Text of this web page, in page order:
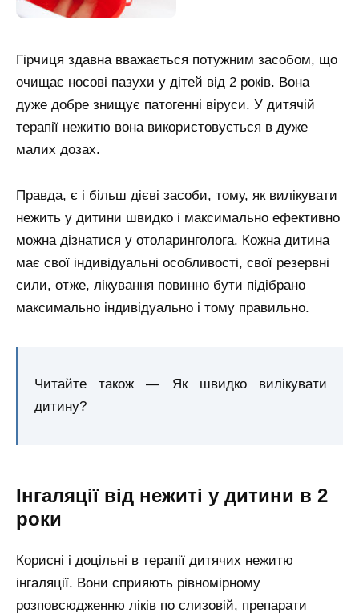
Гірчиця здавна вважається потужним засобом, що
очищає носові пазухи у дітей від 2 років. Вона
дуже добре знищує патогенні віруси. У дитячій
терапії нежитю вона використовується в дуже
малих дозах.
Правда, є і більш дієві засоби, тому, як вилікувати
нежить у дитини швидко і максимально ефективно
можна дізнатися у отоларинголога. Кожна дитина
має свої індивідуальні особливості, свої резервні
сили, отже, лікування повинно бути підібрано
максимально індивідуально і тому правильно.
Читайте також — Як швидко вилікувати
дитину?
Інгаляції від нежиті у дитини в 2
роки
Корисні і доцільні в терапії дитячих нежитю
інгаляції. Вони сприяють рівномірному
розповсюдженню ліків по слизовій, препарати